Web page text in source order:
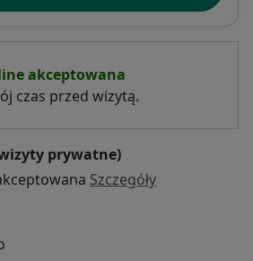
akceptowana
czas przed wizytą.
prywatne)
Szczegóły